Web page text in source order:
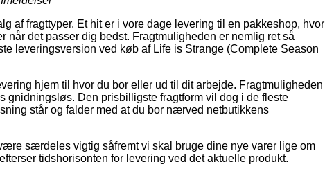
af fragttyper. Et hit er i vore dage levering til en pakkeshop, hvor
når det passer dig bedst. Fragtmuligheden er nemlig ret så
leveringsversion ved køb af Life is Strange (Complete Season
hjem til hvor du bor eller ud til dit arbejde. Fragtmuligheden
gnidningsløs. Den prisbilligste fragtform vil dog i de fleste
står og falder med at du bor nærved netbutikkens
særdeles vigtig såfremt vi skal bruge dine nye varer lige om
tidshorisonten for levering ved det aktuelle produkt.